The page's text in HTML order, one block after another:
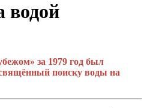
за 1979 год был
поиску воды на